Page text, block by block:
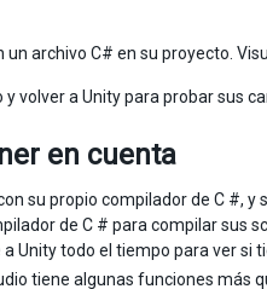
un archivo C# en su proyecto.
volver a Unity para probar sus
en cuenta
su propio compilador de C #,
de C # para compilar sus
Unity todo el tiempo para ver si
tiene algunas funciones más